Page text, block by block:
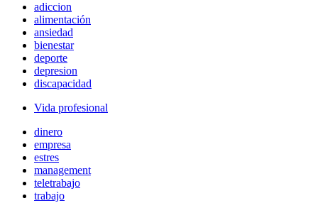
adiccion
alimentación
ansiedad
bienestar
deporte
depresion
discapacidad
Vida profesional
dinero
empresa
estres
management
teletrabajo
trabajo